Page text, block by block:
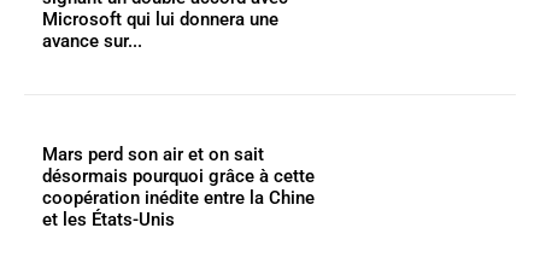
Microsoft qui lui donnera une
avance sur...
Mars perd son air et on sait
désormais pourquoi grâce à cette
coopération inédite entre la Chine
et les États-Unis